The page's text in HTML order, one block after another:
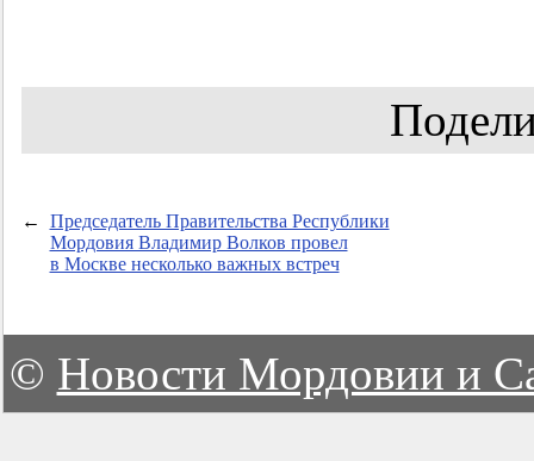
←
Председатель Правительства Республики
Мордовия Владимир Волков провел
в Москве несколько важных встреч
© Новости Мордовии и